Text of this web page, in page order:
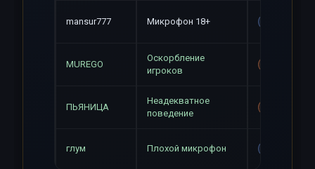
mansur777 Микрофон 18+
MUREGO
Оскорбление
игроков
ПЬЯНИЦА
Неадекватное
поведение
глум Плохой микрофон